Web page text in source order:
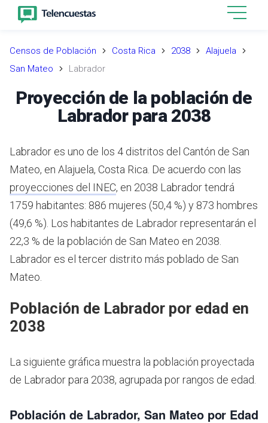
Censos de Población Costa Rica 2038
Alajuela
San Mateo
Labrador
Proyección de la población de
Labrador para 2038
Labrador es uno de los 4 distritos del Cantón de San
Mateo, en Alajuela, Costa Rica. De acuerdo con las
proyecciones del INEC, en 2038 Labrador tendrá
1759 habitantes: 886 mujeres (50,4 %) y 873 hombres
(49,6 %). Los habitantes de Labrador representarán el
22,3 % de la población de San Mateo en 2038.
Labrador es el tercer distrito más poblado de San
Mateo.
Población de Labrador por edad en
2038
La siguiente gráfica muestra la población proyectada
de Labrador para 2038, agrupada por rangos de edad.